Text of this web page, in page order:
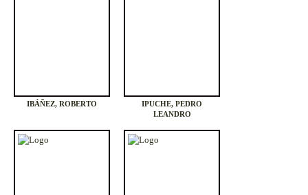
IBÁÑEZ, ROBERTO
IPUCHE, PEDRO
LEANDRO